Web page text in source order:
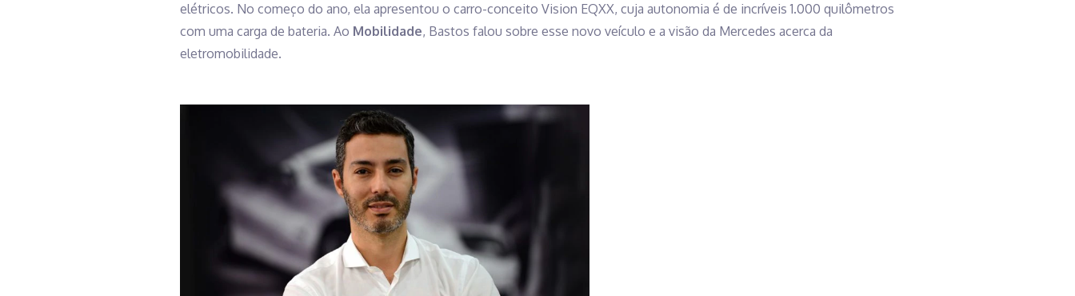
elétricos. No começo do ano, ela apresentou o carro-conceito Vision EQXX, cuja autonomia é de incríveis 1.000 quilômetros
com uma carga de bateria. Ao Mobilidade, Bastos falou sobre esse novo veículo e a visão da Mercedes acerca da
eletromobilidade.